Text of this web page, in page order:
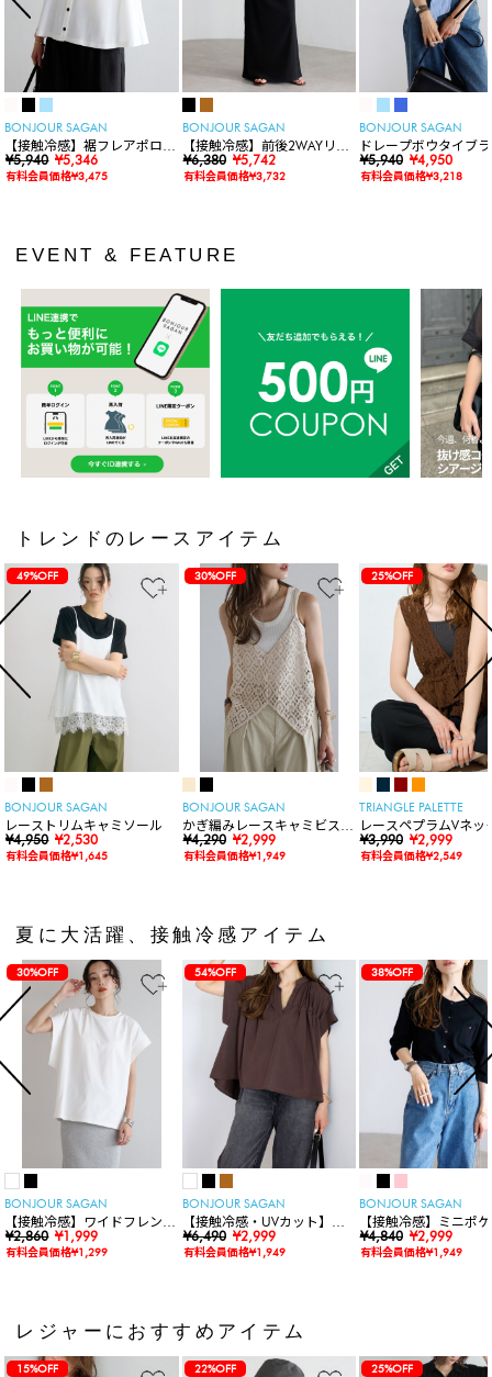
BONJOUR SAGAN
【接触冷感】裾フレアポロシ
ャツ
¥5,940 ¥5,346
有料会員価格¥3,475
BONJOUR SAGAN
【接触冷感】前後2WAYリブ
カットワンピース
¥6,380 ¥5,742
有料会員価格¥3,732
BONJOUR SAGAN
ドレープボウタイブ
ス
¥5,940 ¥4,950
有料会員価格¥3,218
EVENT & FEATURE
トレンドのレースアイテム
49%OFF
BONJOUR SAGAN
レーストリムキャミソール
¥4,950 ¥2,530
有料会員価格¥1,645
30%OFF
BONJOUR SAGAN
かぎ編みレースキャミビスチ
ェ
¥4,290 ¥2,999
有料会員価格¥1,949
25%OFF
TRIANGLE PALETTE
レースペプラムVネッ
ト
¥3,990 ¥2,999
有料会員価格¥2,549
夏に大活躍、接触冷感アイテム
30%OFF
BONJOUR SAGAN
【接触冷感】ワイドフレンチ
スリーブTシャツ
¥2,860 ¥1,999
有料会員価格¥1,299
54%OFF
BONJOUR SAGAN
【接触冷感・UVカット】シ
ャーリングスキッパートップ
ス
¥6,490 ¥2,999
有料会員価格¥1,949
38%OFF
BONJOUR SAGAN
【接触冷感】ミニポ
袖ニットカーディガン
¥4,840 ¥2,999
有料会員価格¥1,949
レジャーにおすすめアイテム
15%OFF 22%OFF 25%OFF